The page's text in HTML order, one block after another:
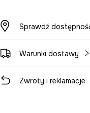
Sprawdź
Warunki dostawy
Zwroty i reklamacje